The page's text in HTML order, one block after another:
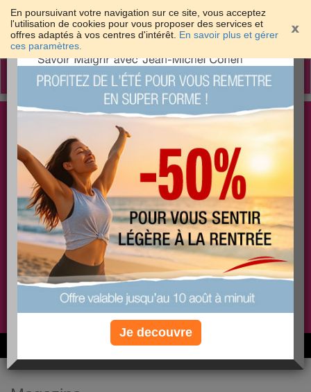
En poursuivant votre navigation sur ce site, vous acceptez
l'utilisation de cookies pour vous proposer des services et
offres adaptés à vos centres d'intérêt. En savoir plus et gérer
ces paramètres.
Toggle
Les meilleures solutions pour maigrir et être bien
dans sa peau
PLUS
EFFICACE
PLUS
SANTÉ
PLUS
COACHING
Non, je préfère le régime gratuit
6M de personnes ont maigri et réappris à manger avec nous
×
Je decouvre